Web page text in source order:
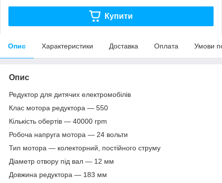
Купити
Опис Характеристики Доставка Оплата Умови
Опис
Редуктор для дитячих електромобілів
Клас мотора редуктора — 550
Кількість обертів — 40000 rpm
Робоча напруга мотора — 24 вольти
Тип мотора — колекторний, постійного струму
Діаметр отвору під вал — 12 мм
Довжина редуктора — 183 мм